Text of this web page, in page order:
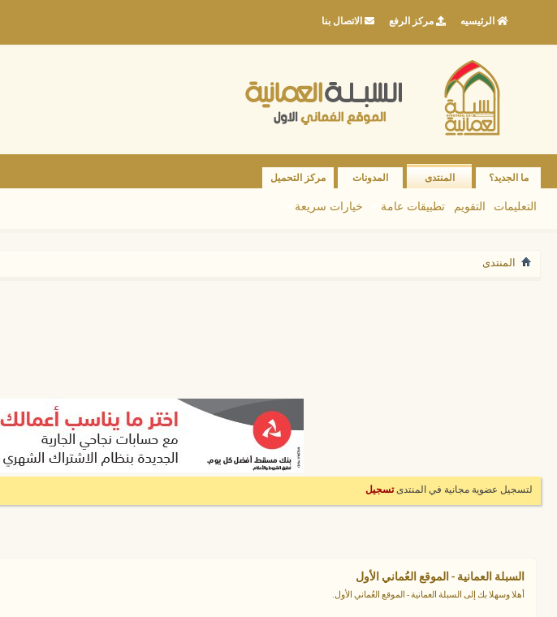
الرئيسيه مركز الرفع الاتصال بنا
ما الجديد؟ المنتدى
التعليمات التقويم تطبيقات عامة خيارات سريعة
المدونات مركز التحميل
المنتدى
لتسجيل عضوية مجانية في المنتدىتسجيل
السبلة العمانية - الموقع العُماني الأول
أهلا وسهلا بك إلى السبلة العمانية - الموقع العُماني الأول.